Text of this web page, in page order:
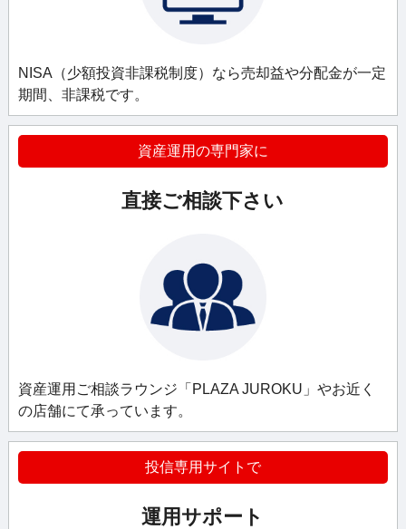
NISA（少額投資非課税制度）なら売却益や分配金が一定
期間、非課税です。
資産運用の専門家に
直接ご相談下さい
資産運用ご相談ラウンジ「PLAZA JUROKU」やお近く
の店舗にて承っています。
投信専用サイトで
運用サポート